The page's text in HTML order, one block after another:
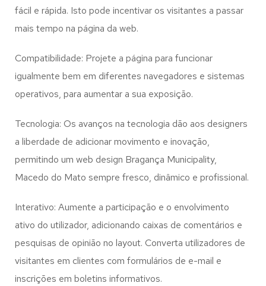
fácil e rápida. Isto pode incentivar os visitantes a passar
mais tempo na página da web.
Compatibilidade: Projete a página para funcionar
igualmente bem em diferentes navegadores e sistemas
operativos, para aumentar a sua exposição.
Tecnologia: Os avanços na tecnologia dão aos designers
a liberdade de adicionar movimento e inovação,
permitindo um web design Bragança Municipality,
Macedo do Mato sempre fresco, dinâmico e profissional.
Interativo: Aumente a participação e o envolvimento
ativo do utilizador, adicionando caixas de comentários e
pesquisas de opinião no layout. Converta utilizadores de
visitantes em clientes com formulários de e-mail e
inscrições em boletins informativos.